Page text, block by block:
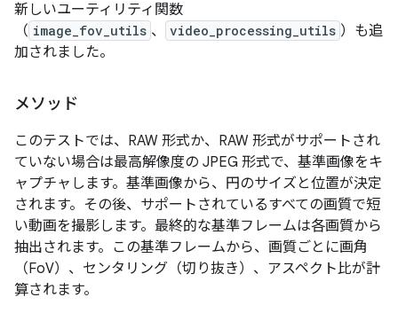
新しいユーティリティ関数
（ image_fov_utils 、 video_processing_utils ）も追
加されました。
メソッド
このテストでは、RAW 形式か、RAW 形式がサポートされ
ていない場合は最高解像度の JPEG 形式で、基準画像をキ
ャプチャします。基準画像から、円のサイズと位置が決定
されます。その後、サポートされているすべての画質で短
い動画を撮影します。最終的な基準フレームは各画質から
抽出されます。この基準フレームから、画質ごとに画角
（FoV）、センタリング（切り抜き）、アスペクト比が計
算されます。